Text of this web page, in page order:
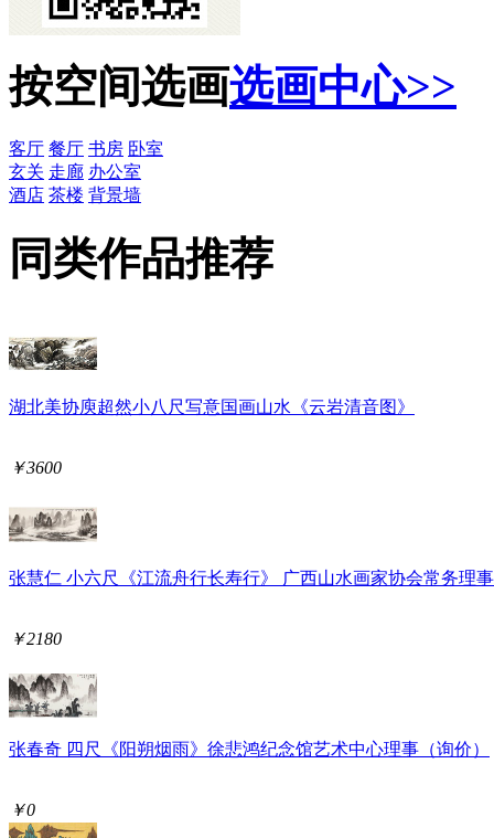
按空间选画选画中心>>
客厅 餐厅 书房 卧室
玄关 走廊 办公室
酒店 茶楼 背景墙
同类作品推荐
湖北美协庾超然小八尺写意国画山水《云岩清音图》
￥3600
张慧仁 小六尺《江流舟行长寿行》 广西山水画家协会常务理事
￥2180
张春奇 四尺《阳朔烟雨》徐悲鸿纪念馆艺术中心理事（询价）
￥0